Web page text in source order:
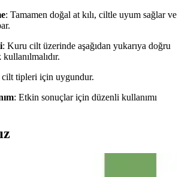
: Tamamen doğal at kılı, ciltle uyum sağlar ve
: Kuru cilt üzerinde aşağıdan yukarıya doğru
cilt tipleri için uygundur.
: Etkin sonuçlar için düzenli kullanımı